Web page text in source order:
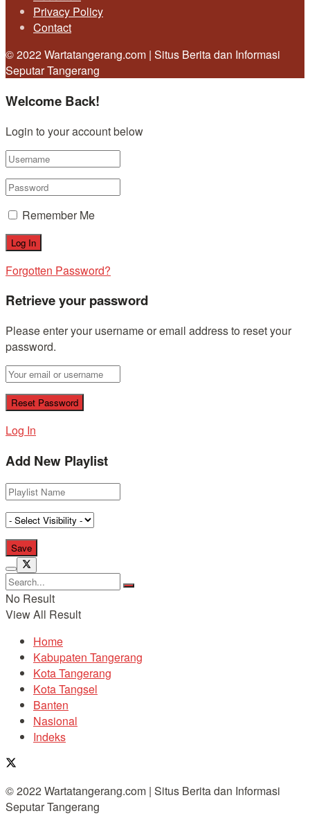
Privacy Policy
Contact
© 2022 Wartatangerang.com | Situs Berita dan Informasi
Seputar Tangerang
Welcome Back!
Login to your account below
Remember Me
Forgotten Password?
Retrieve your password
Please enter your username or email address to reset your
password.
Log In
Add New Playlist
No Result
View All Result
Home
Kabupaten Tangerang
Kota Tangerang
Kota Tangsel
Banten
Nasional
Indeks
© 2022 Wartatangerang.com | Situs Berita dan Informasi
Seputar Tangerang